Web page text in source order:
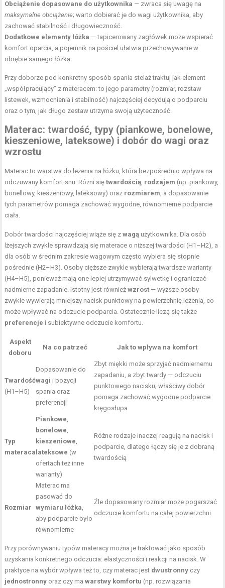
Obciążenie dopasowane do użytkownika — zwraca się uwagę na
maksymalne obciążenie; warto dobierać je do wagi użytkownika, aby
zachować stabilność i długowieczność.
Dodatkowe elementy łóżka — tapicerowany zagłówek może wspierać
komfort oparcia, a pojemnik na pościel ułatwia przechowywanie w
obrębie samego łóżka.
Przy doborze pod konkretny sposób spania stelaż traktuj jak element
„współpracujący” z materacem: to jego parametry (rozmiar, rozstaw
listewek, wzmocnienia i stabilność) najczęściej decydują o podparciu
oraz o tym, jak długo zestaw utrzyma swoją użyteczność.
Materac: twardość, typy (piankowe, bonelowe,
kieszeniowe, lateksowe) i dobór do wagi oraz
wzrostu
Materac to warstwa do leżenia na łóżku, która bezpośrednio wpływa na
odczuwany komfort snu. Różni siętwardością rodzajem (np. piankowy,
bonellowy, kieszeniowy, lateksowy) oraz rozmiarem , a dopasowanie
tych parametrów pomaga zachować wygodne, równomierne podparcie
ciała.
Dobór twardości najczęściej wiąże się zwagą użytkownika. Dla osób
lżejszych zwykle sprawdzają się materace o niższej twardości (H1–H2), a
dla osób w średnim zakresie wagowym często wybiera się stopnie
pośrednie (H2–H3). Osoby cięższe zwykle wybierają twardsze warianty
(H4–H5), ponieważ mają one lepiej utrzymywać sylwetkę i ograniczać
nadmierne zapadanie. Istotny jest równieżwzrost — wyższe osoby
zwykle wywierają mniejszy nacisk punktowy na powierzchnię leżenia, co
może wpływać na odczucie podparcia. Ostatecznie liczą się także
preferencje i subiektywne odczucie komfortu.
Aspekt
doboru
Na co patrzeć Jak to wpływa na komfort
Twardość
(H1–H5)
Dopasowanie do
wagi i pozycji
spania oraz
preferencji
Zbyt miękki może sprzyjać nadmiernemu
zapadaniu, a zbyt twardy — odczuciu
punktowego nacisku; właściwy dobór
pomaga zachować wygodne podparcie
kręgosłupa
Typ
materaca
Piankowe
bonelowe
kieszeniowe
lateksowe (w
ofertach też inne
warianty)
Różne rodzaje inaczej reagują na nacisk i
podparcie, dlatego łączy się je z dobraną
twardością
Rozmiar
Materac ma
pasować do
wymiaru łóżka
aby podparcie było
równomierne
Źle dopasowany rozmiar może pogarszać
odczucie komfortu na całej powierzchni
Przy porównywaniu typów materacy można je traktować jako sposób
uzyskania konkretnego odczucia: elastyczności i reakcji na nacisk. W
praktyce na wybór wpływa też to, czy materac jest dwustronny czy
jednostronny oraz czy mawarstwy komfortu (np. rozwiązania